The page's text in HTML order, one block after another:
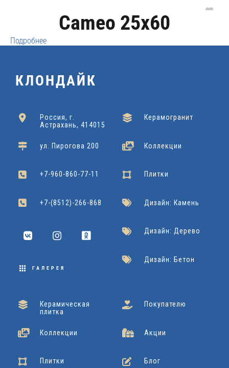
Cameo 25x60
Подробнее
КЛОНДАЙК
Россия, г.
Астрахань, 414015
ул. Пирогова 200
+7-960-860-77-11
+7-(8512)-266-868
ГАЛЕРЕЯ
Керамогранит
Коллекции
Плитки
Дизайн: Камень
Дизайн: Дерево
Дизайн: Бетон
Керамическая
плитка
Коллекции
Плитки
Покупателю
Акции
Блог